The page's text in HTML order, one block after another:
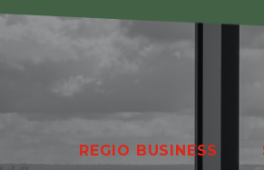
REGIO BUSINESS